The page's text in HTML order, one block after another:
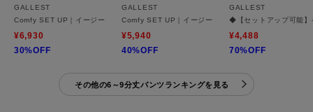
GALLEST
Comfy SET UP｜イージーテーパードパンツ【セットアップ対応／通勤/カセット服】
¥6,930
30%OFF
GALLEST
Comfy SET UP｜イージーテーパードパンツ【セットア
¥5,940
40%OFF
GALLEST
◆【セットアップ可能】
¥4,488
70%OFF
その他の6～9分丈パンツランキングを見る